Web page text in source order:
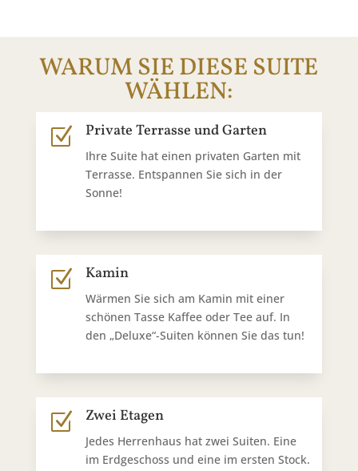
WARUM SIE DIESE SUITE
WÄHLEN:
Z Private Terrasse und Garten
Ihre Suite hat einen privaten Garten mit
Terrasse. Entspannen Sie sich in der
Sonne!
Z Kamin
Wärmen Sie sich am Kamin mit einer
schönen Tasse Kaffee oder Tee auf. In
den „Deluxe“-Suiten können Sie das tun!
Z Zwei Etagen
Jedes Herrenhaus hat zwei Suiten. Eine
im Erdgeschoss und eine im ersten Stock.